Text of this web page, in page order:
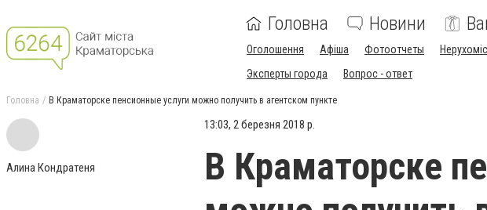
Головна Новини
Оголошення Афіша Фотоотчеты
Эксперты города
Вопрос - ответ
Головна В Краматорске пенсионные услуги можно получить в агентском пункте
Алина Кондратеня
13:03, 2 березня 2018 р.
В Краматорске